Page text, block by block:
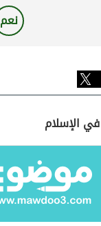
نعم
الإسلام